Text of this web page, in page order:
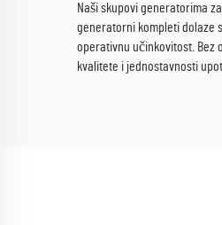
Naši skupovi generatorima
generatorni kompleti dolaze
operativnu učinkovitost. Bez
kvalitete i jednostavnosti